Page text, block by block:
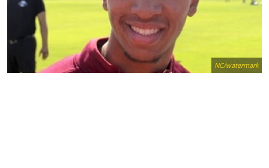
NC/watermark